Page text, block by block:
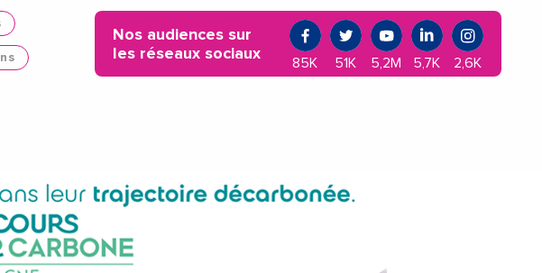
Nos audiences sur
les réseaux sociaux
85K 51K 5,2M 5,7K 2,6K